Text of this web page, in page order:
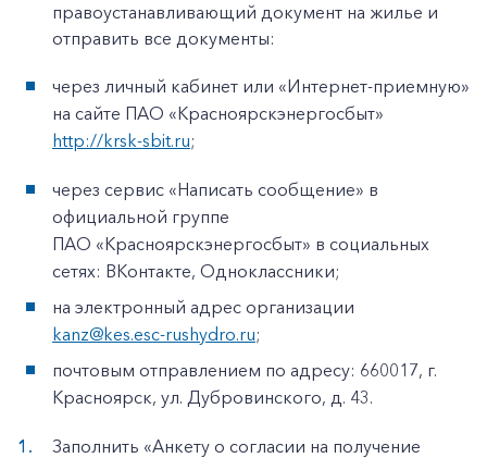
правоустанавливающий документ на жилье и
отправить все документы:
через личный кабинет или «Интернет-приемную»
на сайте ПАО «Красноярскэнергосбыт»
http://krsk-sbit.ru;
через сервис «Написать сообщение» в
официальной группе
ПАО «Красноярскэнергосбыт» в социальных
сетях: ВКонтакте, Одноклассники;
на электронный адрес организации
kanz@kes.esc-rushydro.ru;
почтовым отправлением по адресу: 660017, г.
Красноярск, ул. Дубровинского, д. 43.
Заполнить «Анкету о согласии на получение